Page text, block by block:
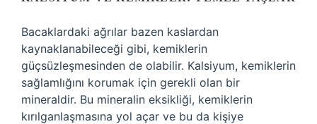
Bacaklardaki ağrılar bazen kaslardan
kaynaklanabileceği gibi, kemiklerin
güçsüzleşmesinden de olabilir. Kalsiyum, kemiklerin
sağlamlığını korumak için gerekli olan bir
mineraldir. Bu mineralin eksikliği, kemiklerin
kırılganlaşmasına yol açar ve bu da kişiye